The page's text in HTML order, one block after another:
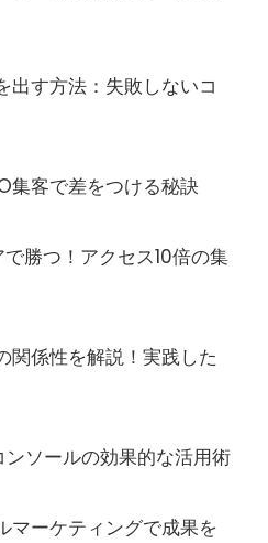
出す方法：失敗しないコ
集客で差をつける秘訣
勝つ！アクセス10倍の集
関係性を解説！実践した
ソールの効果的な活用術
マーケティングで成果を